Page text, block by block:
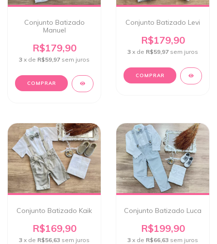
Conjunto Batizado
Manuel
R$179,90
3 x de R$59,97 sem juros
COMPRAR
Conjunto Batizado Levi
R$179,90
3 x de R$59,97 sem juros
COMPRAR
Conjunto Batizado Kaik
R$169,90
3 x de R$56,63 sem juros
Conjunto Batizado Luca
R$199,90
3 x de R$66,63 sem juros